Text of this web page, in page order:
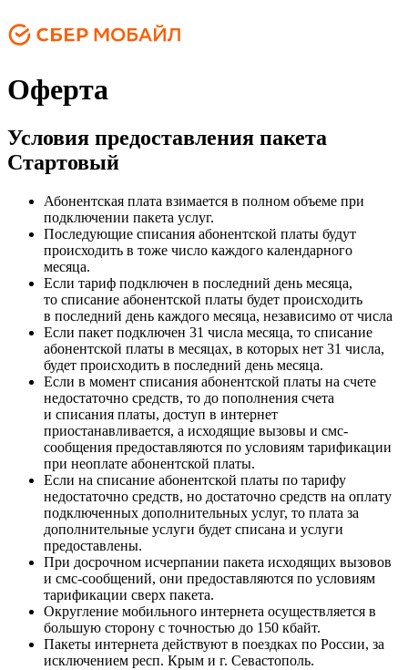
Оферта
Условия предоставления пакета
Стартовый
Абонентская плата взимается в полном объеме при
подключении пакета услуг.
Последующие списания абонентской платы будут
происходить в тоже число каждого календарного
месяца.
Если тариф подключен в последний день месяца,
то списание абонентской платы будет происходить
в последний день каждого месяца, независимо от числа
Если пакет подключен 31 числа месяца, то списание
абонентской платы в месяцах, в которых нет 31 числа,
будет происходить в последний день месяца.
Если в момент списания абонентской платы на счете
недостаточно средств, то до пополнения счета
и списания платы, доступ в интернет
приостанавливается, а исходящие вызовы и смс-
сообщения предоставляются по условиям тарификации
при неоплате абонентской платы.
Если на списание абонентской платы по тарифу
недостаточно средств, но достаточно средств на оплату
подключенных дополнительных услуг, то плата за
дополнительные услуги будет списана и услуги
предоставлены.
При досрочном исчерпании пакета исходящих вызовов
и смс-сообщений, они предоставляются по условиям
тарификации сверх пакета.
Округление мобильного интернета осуществляется в
большую сторону с точностью до 150 кбайт.
Пакеты интернета действуют в поездках по России, за
исключением респ. Крым и г. Севастополь.